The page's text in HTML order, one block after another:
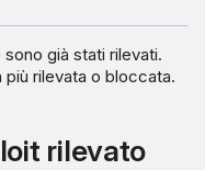
Português
già stati rilevati.
rilevata o bloccata.
rilevato